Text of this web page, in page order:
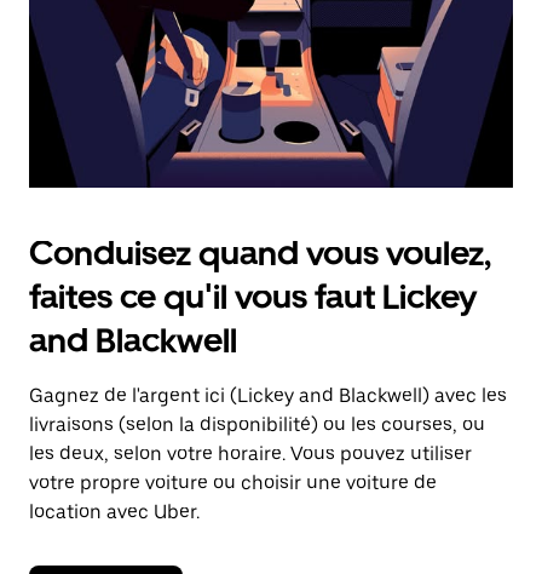
d'échappement
pour
fermer
calendrier.
Conduisez quand vous voulez,
faites ce qu'il vous faut Lickey
and Blackwell
Gagnez de l'argent ici (Lickey and Blackwell) avec les
livraisons (selon la disponibilité) ou les courses, ou
les deux, selon votre horaire. Vous pouvez utiliser
votre propre voiture ou choisir une voiture de
location avec Uber.